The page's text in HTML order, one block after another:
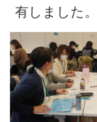
有しました。